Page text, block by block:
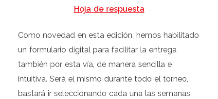
Hoja de respuesta
Como novedad en esta edición, hemos habilitado
un formulario digital para facilitar la entrega
también por esta vía, de manera sencilla e
intuitiva. Será el mismo durante todo el torneo,
bastará ir seleccionando cada una las semanas